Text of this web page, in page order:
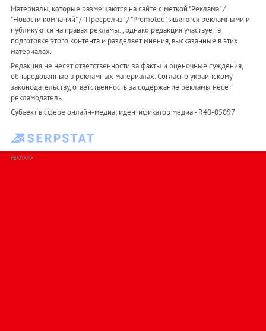
Материалы, которые размещаются на сайте с меткой "Реклама" /
"Новости компаний" / "Пресрелиз" / "Promoted", являются рекламными и
публикуются на правах рекламы. , однако редакция участвует в
подготовке этого контента и разделяет мнения, высказанные в этих
материалах.
Редакция не несет ответственности за факты и оценочные суждения,
обнародованные в рекламных материалах. Согласно украинскому
законодательству, ответственность за содержание рекламы несет
рекламодатель.
Субъект в сфере онлайн-медиа; идентификатор медиа - R40-05097
РЕКЛАМА